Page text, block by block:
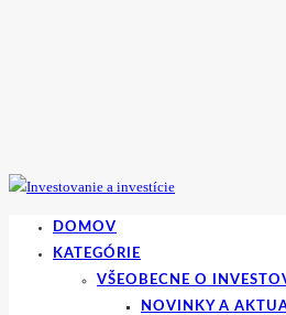
DOMOV
KATEGÓRIE
VŠEOBECNE O
NOVINKY A